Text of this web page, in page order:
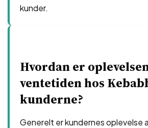
kunder.
Hvordan er
ventetiden hos
kunderne?
Generelt er kundernes oplevelse